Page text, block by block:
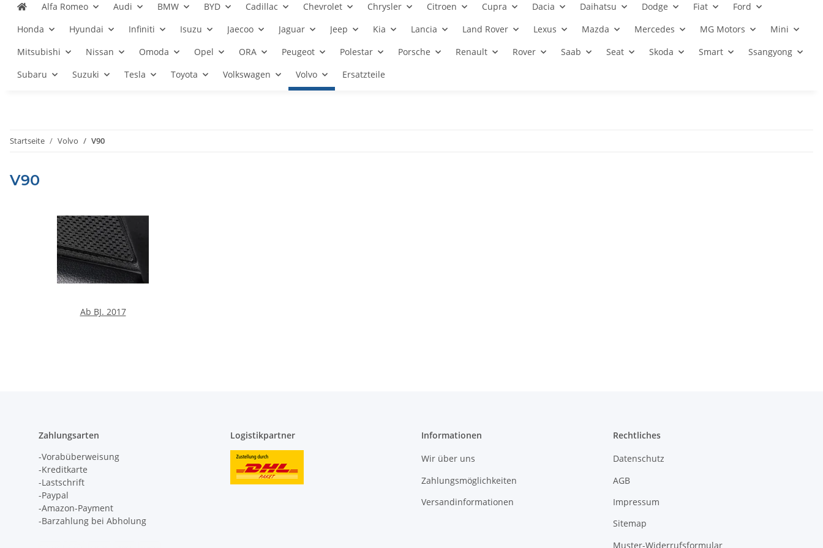
Alfa Romeo Audi BMW BYD Cadillac Chevrolet Chrysler Citroen Cupra Dacia Daihatsu Dodge Fiat
Ford
Honda
Hyundai Infiniti Isuzu Jaecoo Jaguar Jeep Kia Lancia Land Rover Lexus Mazda Mercedes MG Motors
Mini
Mitsubishi
Nissan Omoda Opel ORA Peugeot Polestar Porsche Renault Rover Saab Seat Skoda Smart
Ssangyong
Subaru
Suzuki Tesla Toyota Volkswagen Volvo Ersatzteile
Startseite Volvo V90
V90
Ab BJ. 2017
Zahlungsarten
-Vorabüberweisung
-Kreditkarte
-Lastschrift
-Paypal
-Amazon-Payment
-Barzahlung bei Abholung
Logistikpartner Informationen
Wir über uns
Zahlungsmöglichkeiten
Versandinformationen
Rechtliches
Datenschutz
AGB
Impressum
Sitemap
Muster-Widerrufsformular